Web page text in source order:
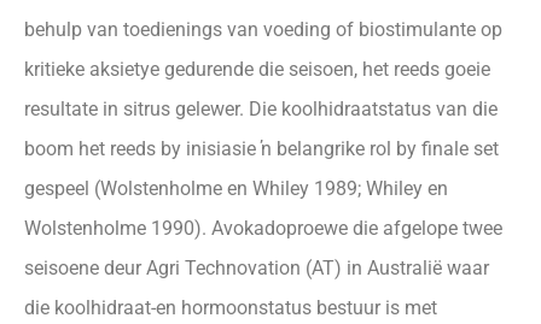
behulp van toedienings van voeding of biostimulante op
kritieke aksietye gedurende die seisoen, het reeds goeie
resultate in sitrus gelewer. Die koolhidraatstatus van die
boom het reeds by inisiasie ŉ belangrike rol by finale set
gespeel (Wolstenholme en Whiley 1989; Whiley en
Wolstenholme 1990). Avokadoproewe die afgelope twee
seisoene deur Agri Technovation (AT) in Australië waar
die koolhidraat-en hormoonstatus bestuur is met